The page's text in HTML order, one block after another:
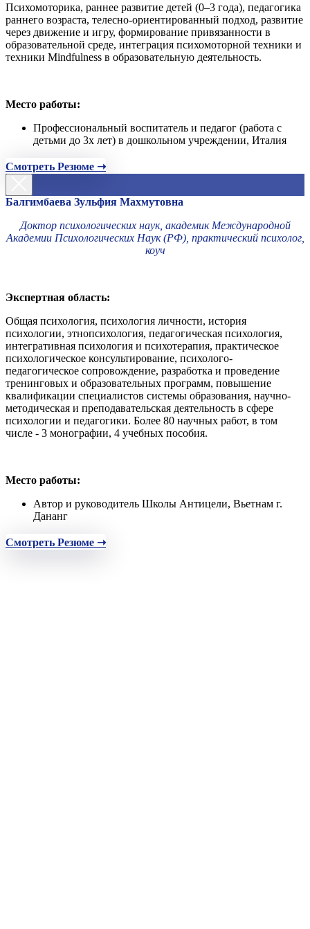
Психомоторика, раннее развитие детей (0–3 года), педагогика
раннего возраста, телесно-ориентированный подход, развитие
через движение и игру, формирование привязанности в
образовательной среде, интеграция психомоторной техники и
техники Mindfulness в образовательную деятельность.
Место работы:
Профессиональный воспитатель и педагог (работа с
детьми до 3х лет) в дошкольном учреждении, Италия
Смотреть Резюме ➝
Балгимбаева Зульфия Махмутовна
Доктор психологических наук, академик Международной
Академии Психологических Наук (РФ), практический психолог,
коуч
Экспертная область:
Общая психология, психология личности, история
психологии, этнопсихология, педагогическая психология,
интегративная психология и психотерапия, практическое
психологическое консультирование, психолого-
педагогическое сопровождение, разработка и проведение
тренинговых и образовательных программ, повышение
квалификации специалистов системы образования, научно-
методическая и преподавательская деятельность в сфере
психологии и педагогики. Более 80 научных работ, в том
числе - 3 монографии, 4 учебных пособия.
Место работы:
Автор и руководитель Школы Антицели, Вьетнам г.
Дананг
Смотреть Резюме ➝